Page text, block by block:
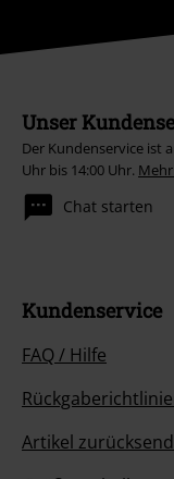
Unser
Der Kundenservice ist
Uhr bis 14:00 Uhr.
Chat starten
Kundenservice
FAQ / Hilfe
Artikel